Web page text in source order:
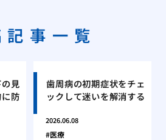
記事一覧
見
防
歯周病の初期症状をチェ
ックして迷いを解消する
2026.06.08
医療